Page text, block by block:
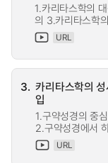
1.카리타스학의
의 3.카리타스학
URL
3. 카리타스학의
입
1.구약성경의 중
2.구약성경에서
URL